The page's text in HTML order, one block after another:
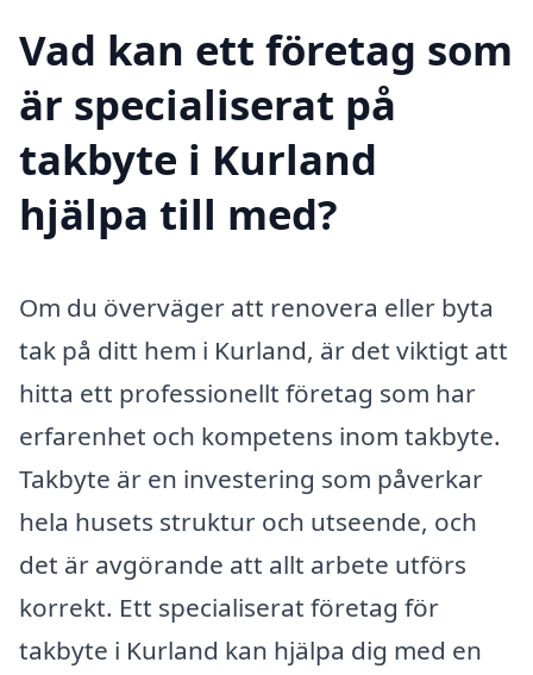
Vad kan ett företag som
är specialiserat på
takbyte i Kurland
hjälpa till med?
Om du överväger att renovera eller byta
tak på ditt hem i Kurland, är det viktigt att
hitta ett professionellt företag som har
erfarenhet och kompetens inom takbyte.
Takbyte är en investering som påverkar
hela husets struktur och utseende, och
det är avgörande att allt arbete utförs
korrekt. Ett specialiserat företag för
takbyte i Kurland kan hjälpa dig med en